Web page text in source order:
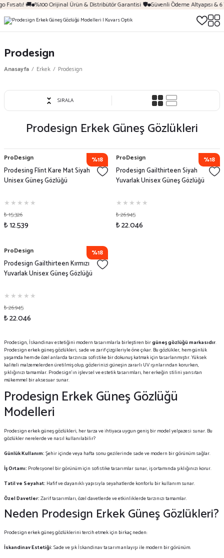
🚚 %100 Orijinal Ürün & Distribütör Garantisi 🛡️ Güvenli Ödeme Altyapısı &
Prodesign
Anasayfa Erkek Prodesign
SIRALA
Prodesign Erkek Güneş Gözlükleri
%18
ProDesign
Prodesing Flint Kare Mat Siyah
Unisex Güneş Gözlüğü
₺ 15.326
₺ 12.539
%18
ProDesign
Prodesign Gailthirteen Siyah
Yuvarlak Unisex Güneş Gözlüğü
₺ 26.945
₺ 22.046
%18
ProDesign
Prodesign Gailthirteen Kırmızı
Yuvarlak Unisex Güneş Gözlüğü
₺ 26.945
₺ 22.046
Prodesign, İskandinav estetiğini modern tasarımlarla birleştiren birgüneş gözlüğü markasıdır.
Prodesign erkek güneş gözlükleri, sade ve zarif çizgileriyle öne çıkar. Bu gözlükler, hem günlük
yaşamda hem de özel anlarda tarzınıza sofistike bir dokunuş katmak için tasarlanmıştır. Yüksek
kaliteli malzemelerden üretilmiş olup, gözlerinizi güneşin zararlı UV ışınlarından korurken,
şıklığınızı tamamlar. Prodesign’ın işlevsel ve estetik tasarımları, her erkeğin stilini yansıtan
mükemmel bir aksesuar sunar.
Prodesign Erkek Güneş Gözlüğü
Modelleri
Prodesign erkek güneş gözlükleri, her tarza ve ihtiyaca uygun geniş bir model yelpazesi sunar. Bu
gözlükler nerelerde ve nasıl kullanılabilir?
Günlük Kullanım:Şehir içinde veya hafta sonu gezilerinde sade ve modern bir görünüm sağlar.
İş Ortamı: Profesyonel bir görünüm için sofistike tasarımlar sunar, iş ortamında şıklığınızı korur.
Tatil ve Seyahat: Hafif ve dayanıklı yapısıyla seyahatlerde konforlu bir kullanım sunar.
Özel Davetler:Zarif tasarımları, özel davetlerde ve etkinliklerde tarzınızı tamamlar.
Neden Prodesign Erkek Güneş Gözlükleri?
Prodesign erkek güneş gözlüklerini tercih etmek için birkaç neden:
İskandinav Estetiği:Sade ve şık İskandinav tasarım anlayışı ile modern bir görünüm.